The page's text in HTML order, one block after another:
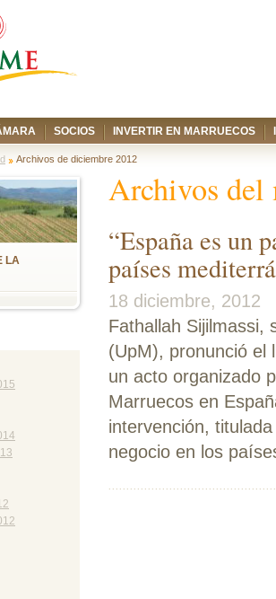
SOCIOS INVERTIR EN MARRUECOS
Archivos de diciembre 2012
Archivos
“España es un
países
18 diciembre, 2012
Fathallah Sijilmassi,
(UpM), pronunció el
un acto organizado
Marruecos en
intervención,
negocio en los
LA